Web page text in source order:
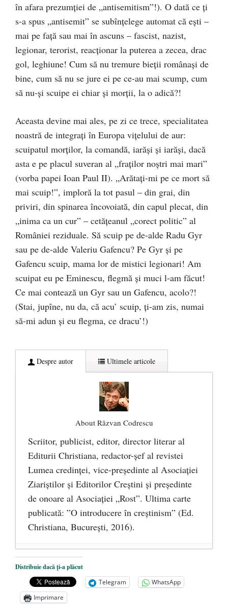
în afara prezumţiei de „antisemitism”!). O dată ce ţi
s-a spus „antisemit” se subînţelege automat că eşti –
mai pe faţă sau mai în ascuns – fascist, nazist,
legionar, terorist, reacţionar la puterea a zecea, drac
gol, leghiune! Cum să nu tremure bieţii românași de
bine, cum să nu se jure ei pe ce-au mai scump, cum
să nu-şi scuipe ei chiar şi morţii, la o adică?!
Aceasta devine mai ales, pe zi ce trece, specialitatea
noastră de integraţi în Europa viţelului de aur:
scuipatul morţilor, la comandă, iarăşi şi iarăşi, dacă
asta e pe placul suveran al „fraţilor noştri mai mari”
(vorba papei Ioan Paul II). „Arătaţi-mi pe ce mort să
mai scuip!”, imploră la tot pasul – din grai, din
priviri, din spinarea încovoiată, din capul plecat, din
„inima ca un cur” – cetăţeanul „corect politic” al
României reziduale. Să scuip pe de-alde Radu Gyr
sau pe de-alde Valeriu Gafencu? Pe Gyr și pe
Gafencu scuip, mama lor de mistici legionari! Am
scuipat eu pe Eminescu, flegmă şi muci l-am făcut!
Ce mai contează un Gyr sau un Gafencu, acolo?!
(Stai, jupîne, nu da, că acu’ scuip, ţi-am zis, numai
să-mi adun şi eu flegma, ce dracu’!)
Despre autor Ultimele articole
About Răzvan Codrescu
Scriitor, publicist, editor, director literar al
Editurii Christiana, redactor-şef al revistei
Lumea credinţei, vice-preşedinte al Asociaţiei
Ziariştilor şi Editorilor Creştini şi preşedinte
de onoare al Asociaţiei „Rost”. Ultima carte
publicată: ”O introducere în creștinism” (Ed.
Christiana, Bucureşti, 2016).
DANA KONYA-PETRIȘOR, ÎNTRU
VEȘNICĂ POMENIRE
- 17 martie 2021
ÎNĂLȚATU-S-A! - 28 mai 2020
Sic credo – Francisco Franco (1892-1975)
Distribuie dacă ți-a plăcut
Telegram
WhatsApp
Imprimare